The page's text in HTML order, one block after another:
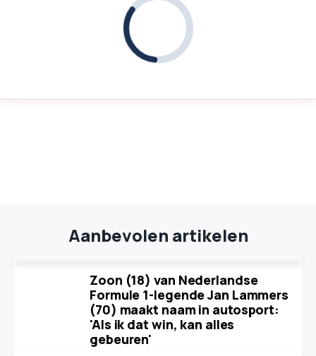
Aanbevolen artikelen
Zoon (18) van Nederlandse
Formule 1-legende Jan Lammers
(70) maakt naam in autosport:
'Als ik dat win, kan alles
gebeuren'